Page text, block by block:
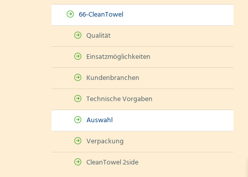
66-CleanTowel
Qualität
Einsatzmöglichkeiten
Kundenbranchen
Technische Vorgaben
Auswahl
Verpackung
CleanTowel 2side